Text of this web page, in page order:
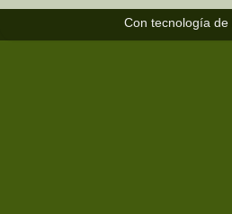
Con tecnología de